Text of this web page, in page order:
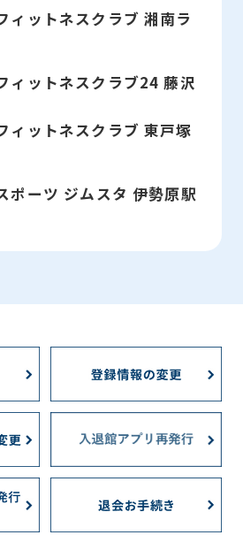
ィットネスクラブ 湘南ラ
ィットネスクラブ24 藤沢
ィットネスクラブ 東戸塚
ポーツ ジムスタ 伊勢原駅
this
using
service.
Automatic